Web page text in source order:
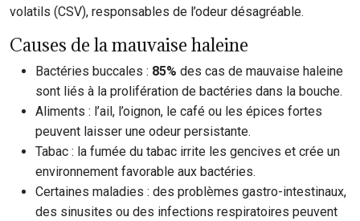
volatils (CSV), responsables de l’odeur désagréable.
Causes de la mauvaise haleine
Bactéries buccales : 85% des cas de mauvaise haleine
sont liés à la prolifération de bactéries dans la bouche.
Aliments : l’ail, l’oignon, le café ou les épices fortes
peuvent laisser une odeur persistante.
Tabac : la fumée du tabac irrite les gencives et crée un
environnement favorable aux bactéries.
Certaines maladies : des problèmes gastro-intestinaux,
des sinusites ou des infections respiratoires peuvent